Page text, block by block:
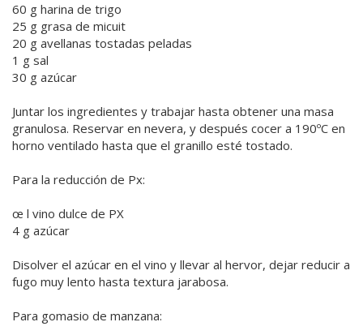
60 g harina de trigo
25 g grasa de micuit
20 g avellanas tostadas peladas
1 g sal
30 g azúcar
Juntar los ingredientes y trabajar hasta obtener una masa
granulosa. Reservar en nevera, y después cocer a 190ºC en
horno ventilado hasta que el granillo esté tostado.
Para la reducción de Px:
œ l vino dulce de PX
4 g azúcar
Disolver el azúcar en el vino y llevar al hervor, dejar reducir a
fugo muy lento hasta textura jarabosa.
Para gomasio de manzana: